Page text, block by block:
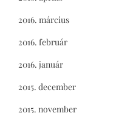
2016. március
2016. február
2016. január
2015. december
2015. november